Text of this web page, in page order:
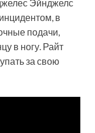
Эйнджелс
в
подачи,
в ногу. Райт
за свою